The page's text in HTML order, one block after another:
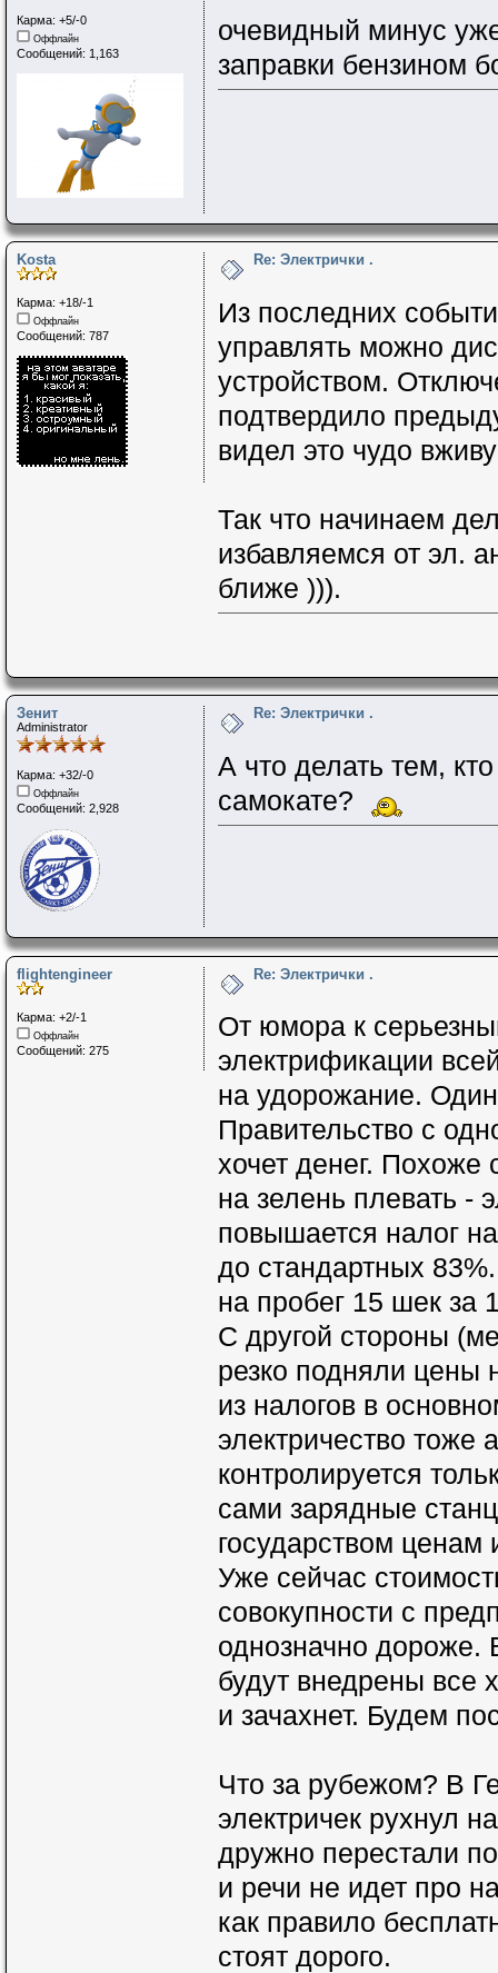
Карма: +5/-0
Оффлайн
Сообщений: 1,163
очевидный минус
заправки бензином
Kosta
Карма: +18/-1
Оффлайн
Сообщений: 787
Re: Электрички .
Из последних
управлять можно
устройством.
подтвердило
видел это чудо
Так что начинаем
избавляемся от эл.
ближе ))).
Зенит
Administrator
Карма: +32/-0
Оффлайн
Сообщений: 2,928
Re: Электрички .
А что делать тем,
самокате?
flightengineer
Карма: +2/-1
Оффлайн
Сообщений: 275
Re: Электрички .
От юмора к
электрификации
на удорожание.
Правительство с
хочет денег. Похоже
на зелень плевать -
повышается налог
до стандартных
на пробег 15 шек за
С другой стороны
резко подняли цены
из налогов в
электричество тоже
контролируется
сами зарядные
государством
Уже сейчас
совокупности с
однозначно дороже.
будут внедрены все
и зачахнет. Будем
Что за рубежом? В
электричек рухнул
дружно перестали
и речи не идет про
как правило
стоят дорого.